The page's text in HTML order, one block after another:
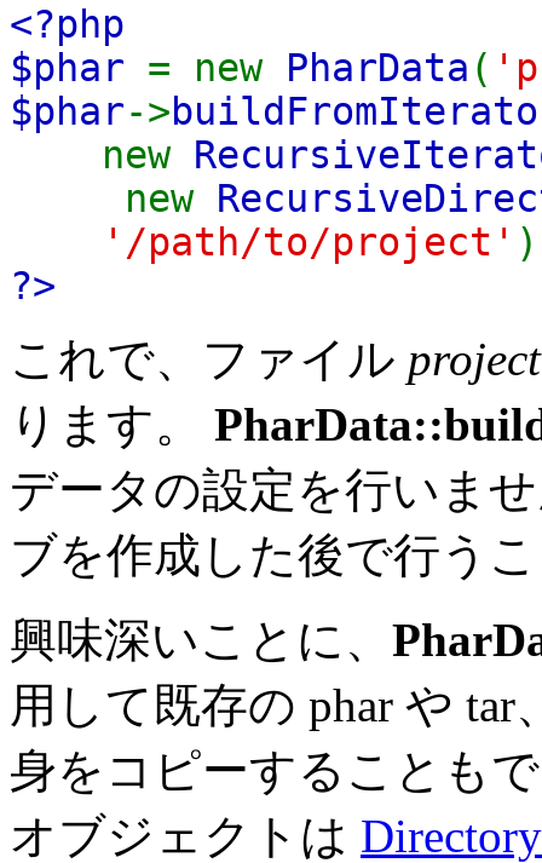
<?php
$phar = new PharData (
$phar->
new
new
'/path/to/project'
?>
これで、ファイル
ります。
データの設定を行いま
ブを作成した後で行う
興味深いことに、
用して既存の phar や
身をコピーすることも
オブジェクトは